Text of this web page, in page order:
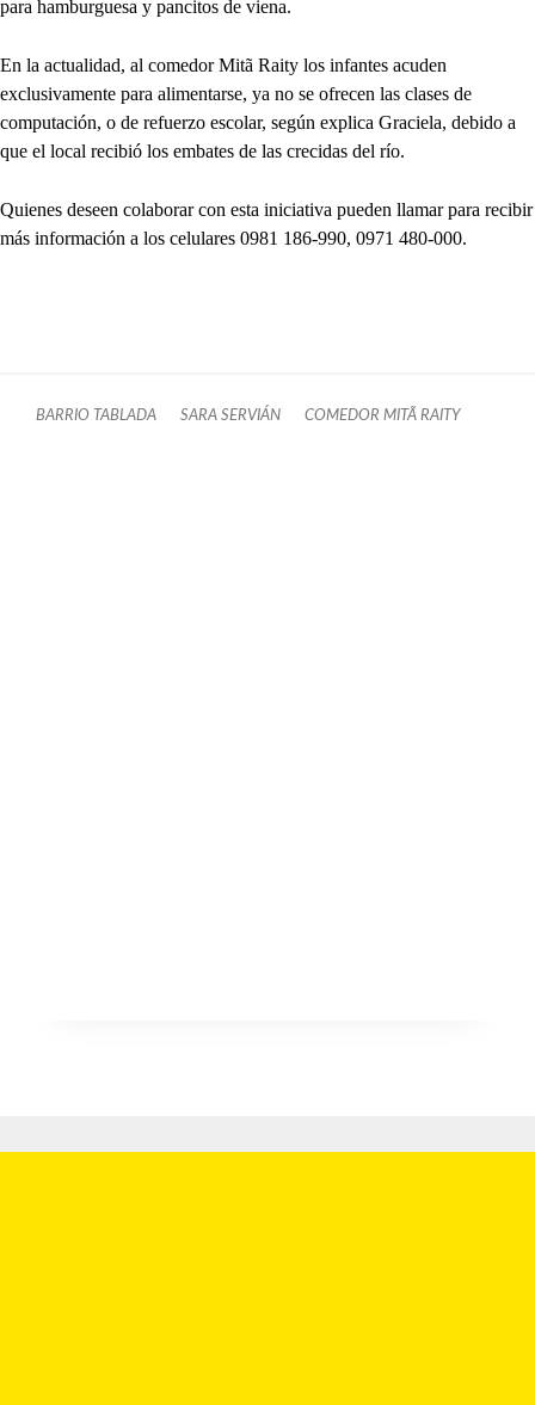
para hamburguesa y pancitos de viena.
En la actualidad, al comedor Mitã Raity los infantes acuden
exclusivamente para alimentarse, ya no se ofrecen las clases de
computación, o de refuerzo escolar, según explica Graciela, debido a
que el local recibió los embates de las crecidas del río.
Quienes deseen colaborar con esta iniciativa pueden llamar para recibir
más información a los celulares 0981 186-990, 0971 480-000.
BARRIO TABLADA SARA SERVIÁN COMEDOR MITÃ RAITY